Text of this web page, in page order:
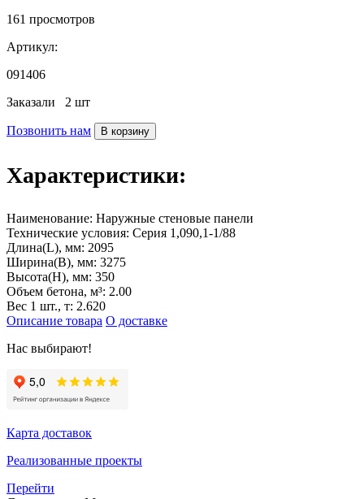
161 просмотров
Артикул:
091406
Заказали 2 шт
Позвонить нам В корзину
Характеристики:
Наименование: Наружные стеновые панели
Технические условия: Серия 1,090,1-1/88
Длина(L), мм: 2095
Ширина(B), мм: 3275
Высота(H), мм: 350
Объем бетона, м³: 2.00
Вес 1 шт., т: 2.620
Описание товара О доставке
Нас выбирают!
Карта доставок
Реализованные проекты
Перейти